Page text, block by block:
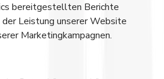
bereitgestellten Berichte
Leistung unserer Website
Marketingkampagnen.